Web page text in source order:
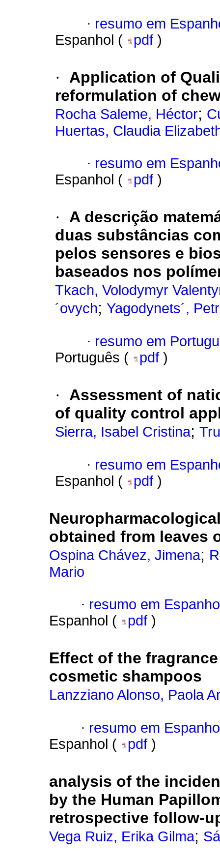
· resumo em
Espanhol (
pdf )
·
Application of
reformulation of
Rocha Saleme, Héctor;
Huertas, Claudia
· resumo em
Espanhol (
pdf )
·
A descrição
duas substâncias
pelos sensores e
baseados nos
Tkach, Volodymyr
´ovych; Yagodynets´,
· resumo em
Português (
pdf )
·
Assessment of
of quality control
Sierra, Isabel Cristina;
· resumo em
Espanhol (
pdf )
obtained from leaves
Ospina Chávez, Jimena;
Mario
· resumo em
Espanhol (
pdf )
Effect of the
cosmetic shampoos
Lanzziano Alonso, Paola
· resumo em
Espanhol (
pdf )
analysis of the
by the Human
retrospective follow-
Vega Ruiz, Erika Gilma;